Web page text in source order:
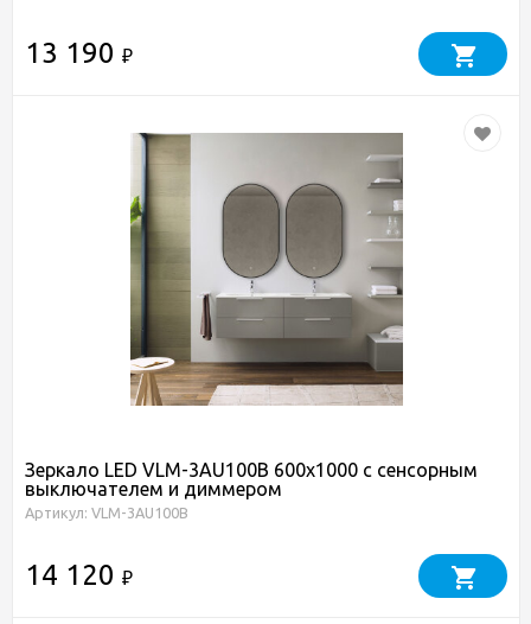
13 190 ₽
Зеркало LED VLM-3AU100B 600х1000 c сенсорным
выключателем и диммером
Артикул: VLM-3AU100B
14 120 ₽